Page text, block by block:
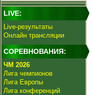
LIVE:
Live-результаты
Онлайн трансляции
СОРЕВНОВАНИЯ:
ЧМ 2026
Лига чемпионов
Лига Европы
Лига конференций